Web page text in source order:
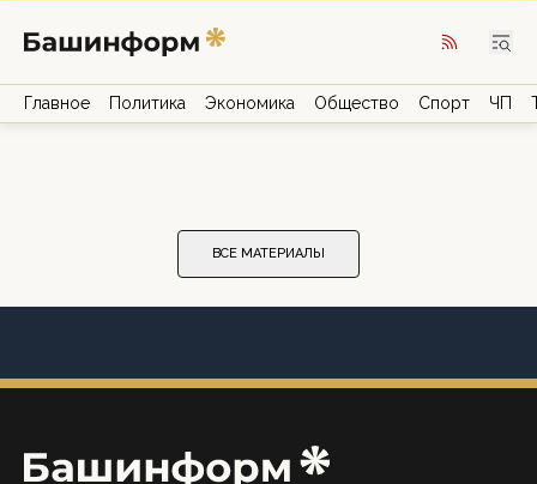
Главное Политика Экономика Общество Спорт ЧП
ВСЕ МАТЕРИАЛЫ